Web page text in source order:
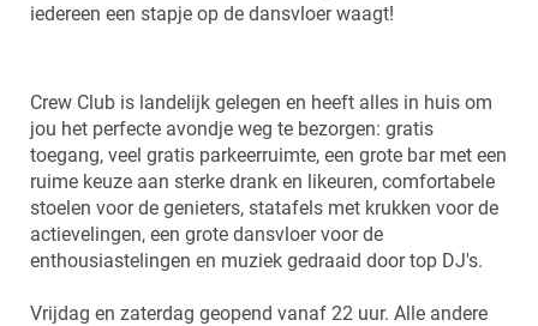
iedereen een stapje op de dansvloer waagt!
Crew Club is landelijk gelegen en heeft alles in huis om
jou het perfecte avondje weg te bezorgen: gratis
toegang, veel gratis parkeerruimte, een grote bar met een
ruime keuze aan sterke drank en likeuren, comfortabele
stoelen voor de genieters, statafels met krukken voor de
actievelingen, een grote dansvloer voor de
enthousiastelingen en muziek gedraaid door top DJ's.
Vrijdag en zaterdag geopend vanaf 22 uur. Alle andere